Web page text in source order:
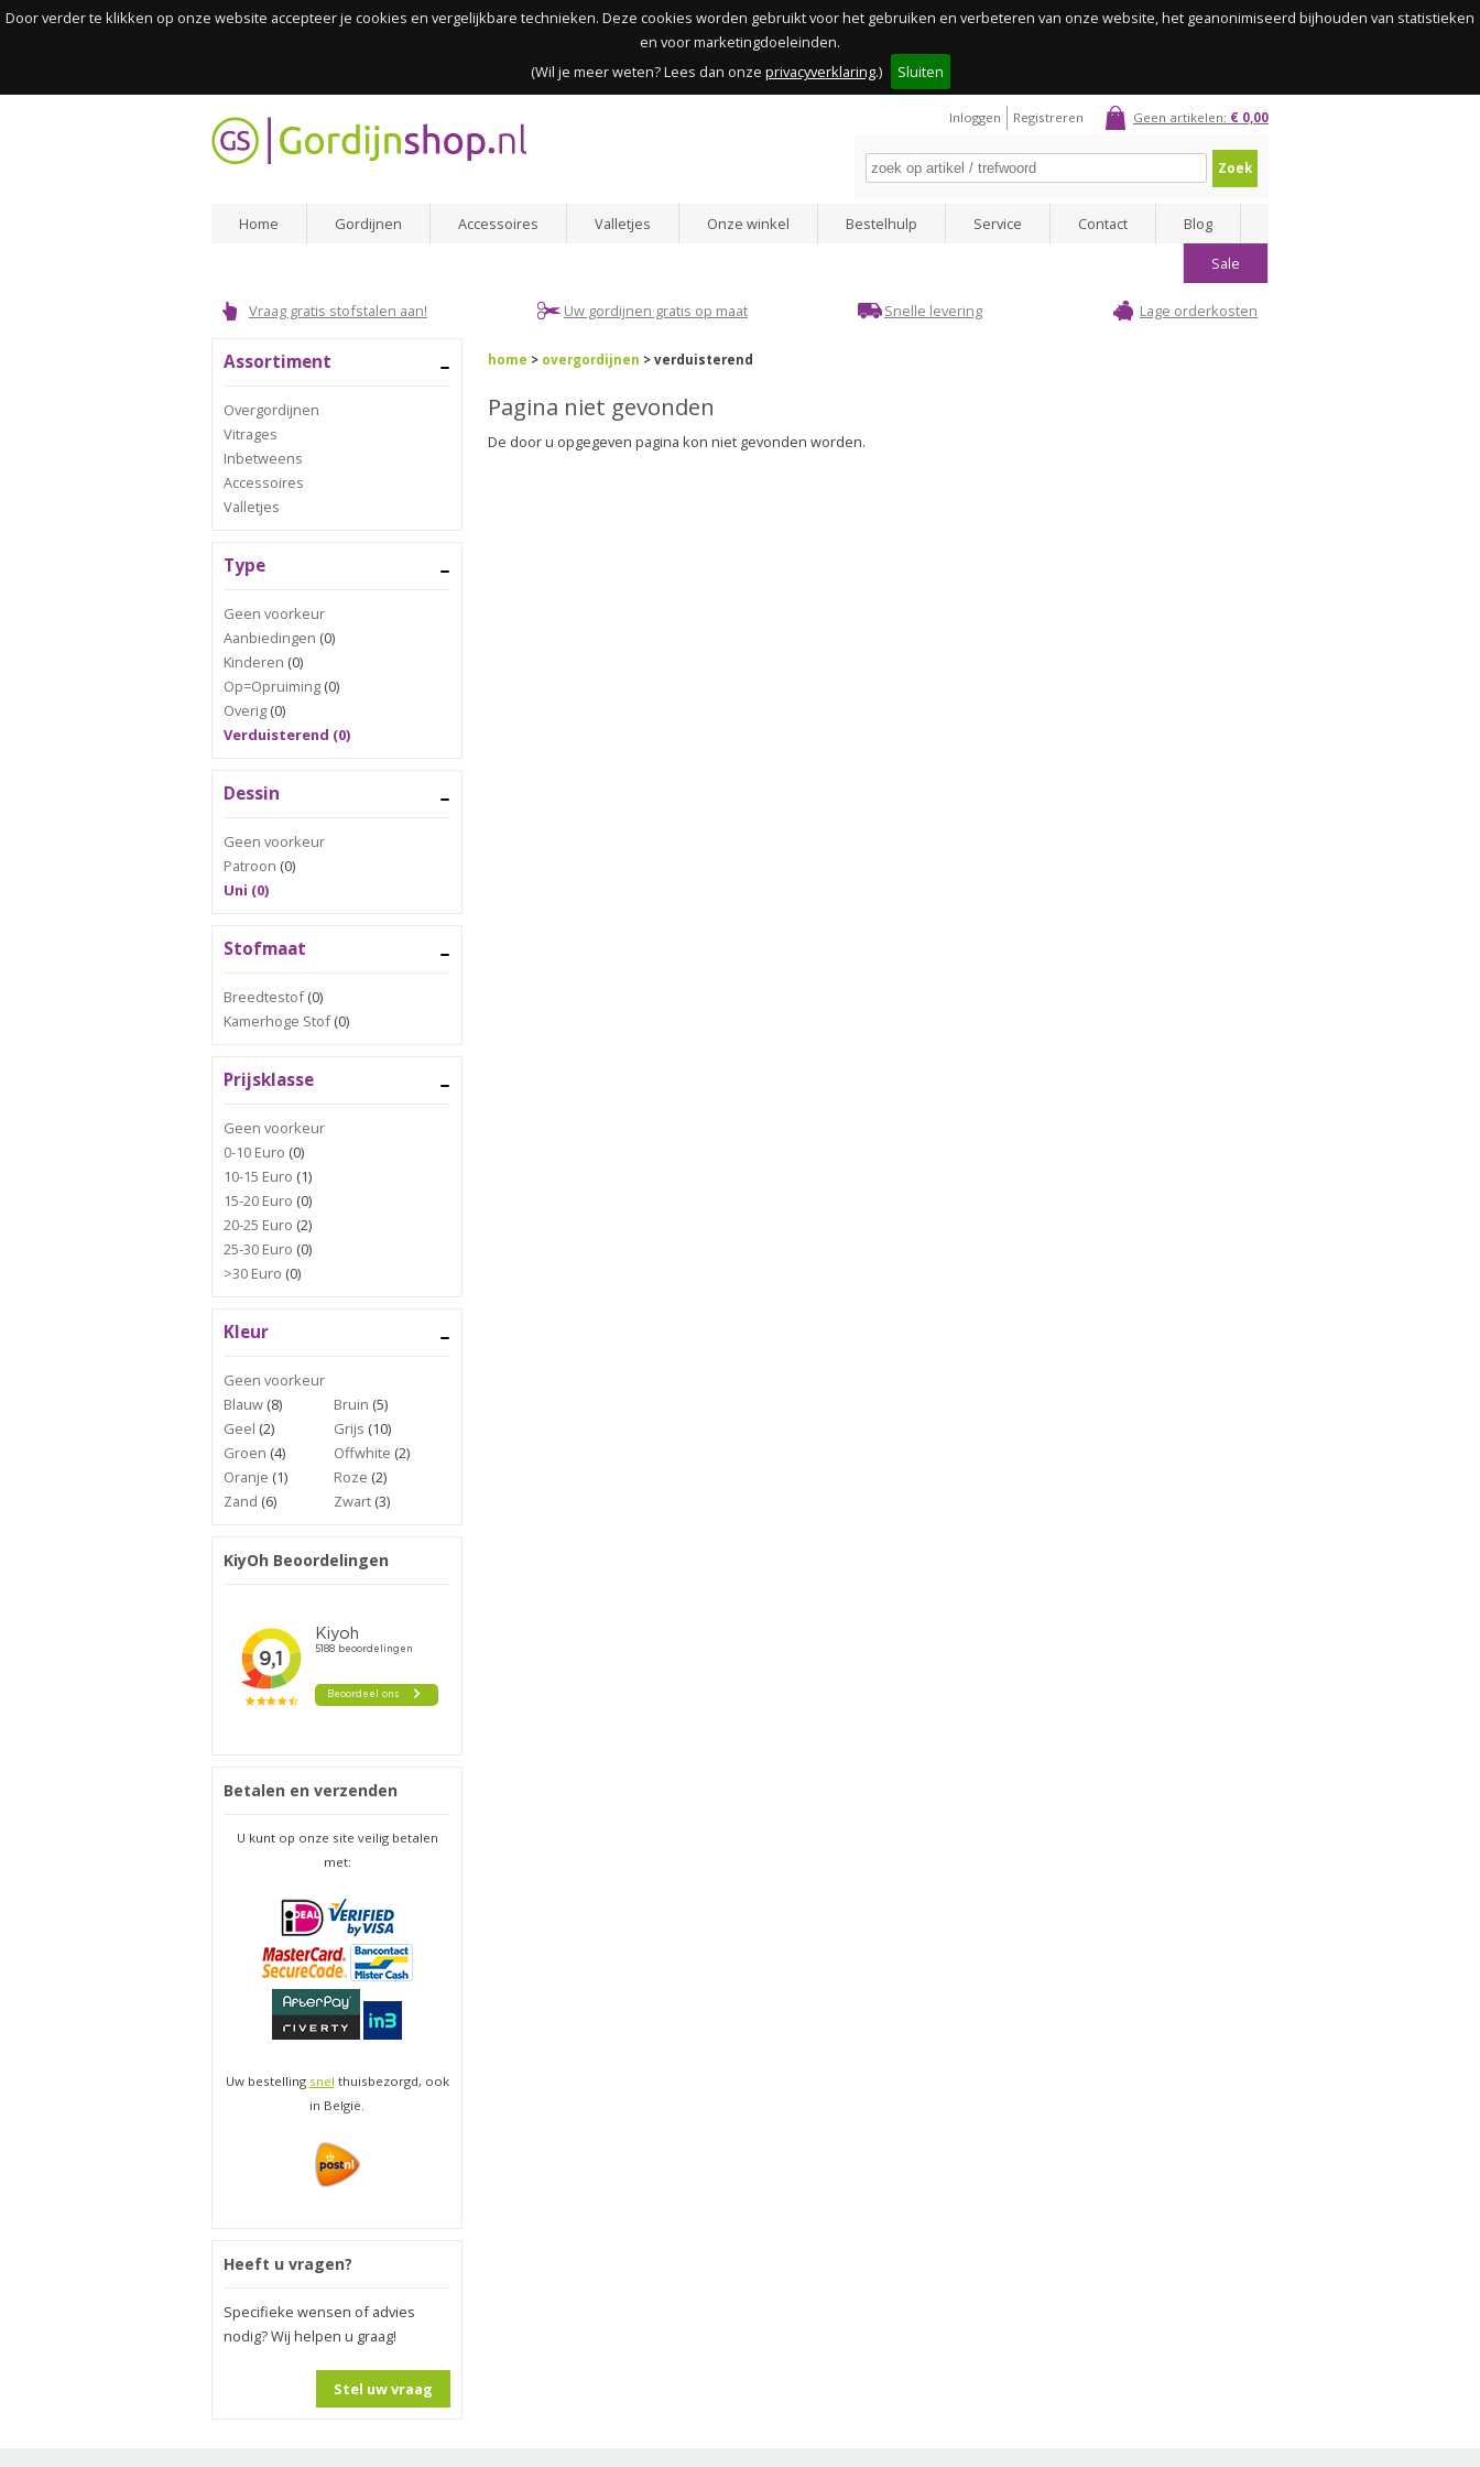
Door verder te klikken op onze website accepteer je cookies en vergelijkbare technieken. Deze cookies worden gebruikt voor het gebruiken en verbeteren van onze website, het geanonimiseerd bijhouden van statistieken
en voor marketingdoeleinden.
(Wil je meer weten? Lees dan onze privacyverklaring.) Sluiten
Geen artikelen: € 0,00
Inloggen Registreren
Zoek
Home Gordijnen Accessoires Valletjes Onze winkel Bestelhulp Service Contact
Blog
Sale
Vraag gratis stofstalen aan! Uw gordijnen gratis op maat Snelle levering Lage orderkosten
Assortiment
Overgordijnen
Vitrages
Inbetweens
Accessoires
Valletjes
Type
Geen voorkeur
Aanbiedingen (0)
Kinderen (0)
Op=Opruiming (0)
Overig (0)
Verduisterend (0)
Dessin
Geen voorkeur
Patroon (0)
Uni (0)
Stofmaat
Breedtestof(0)
Kamerhoge Stof(0)
Prijsklasse
Geen voorkeur
0-10 Euro (0)
10-15 Euro (1)
15-20 Euro (0)
20-25 Euro (2)
25-30 Euro (0)
>30 Euro (0)
Kleur
Geen voorkeur
Blauw (8) Bruin (5)
Geel (2) Grijs (10)
Groen (4) Offwhite (2)
Oranje (1) Roze (2)
Zand (6) Zwart (3)
KiyOh Beoordelingen
Betalen en verzenden
U kunt op onze site veilig betalen
met:
Uw bestelling snel thuisbezorgd, ook
in België.
Heeft u vragen?
Specifieke wensen of advies
nodig? Wij helpen u graag!
Stel uw vraag
home > overgordijnen > verduisterend
Pagina niet gevonden
De door u opgegeven pagina kon niet gevonden worden.